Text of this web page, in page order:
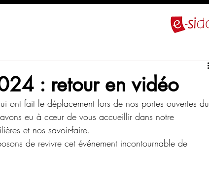
: retour en vidéo
ont fait le déplacement lors de nos portes ouvertes du
eu à cœur de vous accueillir dans notre
et nos savoir-faire.
de revivre cet événement incontournable de